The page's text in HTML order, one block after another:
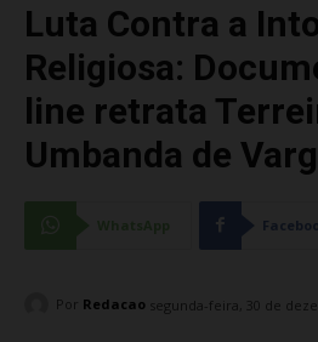
Luta Contra a
Religiosa:
line retrata
Umbanda de
Por Redacao segunda-feira, 30 de